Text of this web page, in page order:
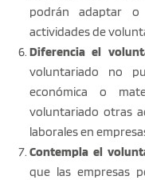
podrán adaptar
actividades de
Diferencia el
voluntariado no
económica o
voluntariado otras
laborales en
Contempla el
que las empresas